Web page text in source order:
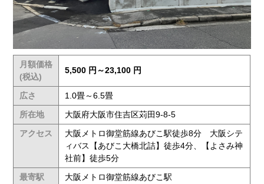
月額価格
(税込)
5,500 円～23,100 円
広さ
1.0畳～6.5畳
所在地
大阪府大阪市住吉区苅田9-8-5
アクセス
大阪メトロ御堂筋線あびこ駅徒歩8分 大阪シテ
ィバス【あびこ大橋北詰】徒歩4分、【よさみ神
社前】徒歩5分
最寄駅
大阪メトロ御堂筋線あびこ駅